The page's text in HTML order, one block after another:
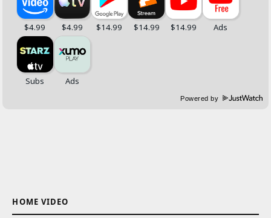
Powered by
HOME VIDEO